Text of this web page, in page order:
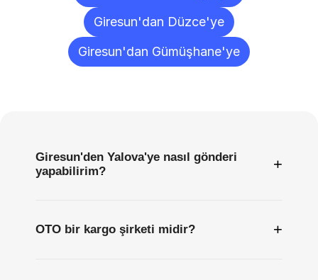
Giresun'dan Düzce'ye
Giresun'dan Gümüşhane'ye
Giresun'den Yalova'ye nasıl gönderi
yapabilirim?
+
OTO bir kargo şirketi midir? +